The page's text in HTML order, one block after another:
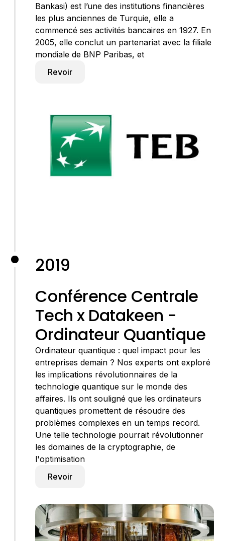
Bankasi) est l’une des institutions financières
les plus anciennes de Turquie, elle a
commencé ses activités bancaires en 1927. En
2005, elle conclut un partenariat avec la filiale
mondiale de BNP Paribas, et
Revoir
2019
Conférence Centrale
Tech x Datakeen -
Ordinateur Quantique
Ordinateur quantique : quel impact pour les
entreprises demain ? Nos experts ont exploré
les implications révolutionnaires de la
technologie quantique sur le monde des
affaires. Ils ont souligné que les ordinateurs
quantiques promettent de résoudre des
problèmes complexes en un temps record.
Une telle technologie pourrait révolutionner
les domaines de la cryptographie, de
l'optimisation
Revoir